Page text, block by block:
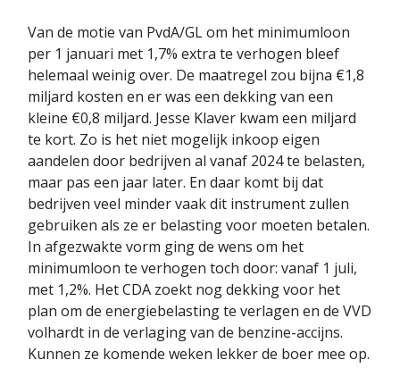
Van de motie van PvdA/GL om het minimumloon
per 1 januari met 1,7% extra te verhogen bleef
helemaal weinig over. De maatregel zou bijna €1,8
miljard kosten en er was een dekking van een
kleine €0,8 miljard. Jesse Klaver kwam een miljard
te kort. Zo is het niet mogelijk inkoop eigen
aandelen door bedrijven al vanaf 2024 te belasten,
maar pas een jaar later. En daar komt bij dat
bedrijven veel minder vaak dit instrument zullen
gebruiken als ze er belasting voor moeten betalen.
In afgezwakte vorm ging de wens om het
minimumloon te verhogen toch door: vanaf 1 juli,
met 1,2%. Het CDA zoekt nog dekking voor het
plan om de energiebelasting te verlagen en de VVD
volhardt in de verlaging van de benzine-accijns.
Kunnen ze komende weken lekker de boer mee op.